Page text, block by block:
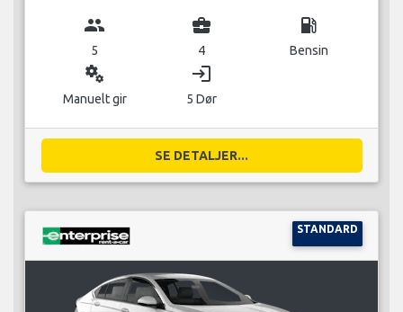
group
5
business_center
4
local_gas_station
Bensin
miscellaneous_services
Manuelt gir
login
5 Dør
SE DETALJER...
STANDARD